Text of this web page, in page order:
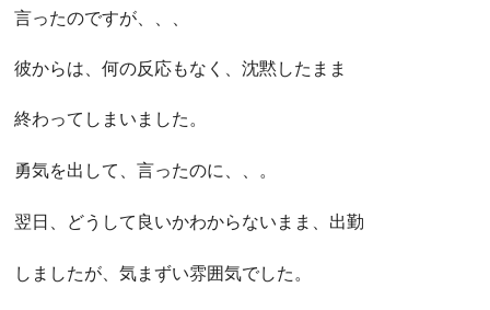
言ったのですが、、、
彼からは、何の反応もなく、沈黙したまま
終わってしまいました。
勇気を出して、言ったのに、、。
翌日、どうして良いかわからないまま、出勤
しましたが、気まずい雰囲気でした。